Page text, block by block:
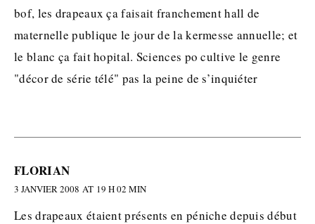
bof, les drapeaux ça faisait franchement hall de
maternelle publique le jour de la kermesse annuelle; et
le blanc ça fait hopital. Sciences po cultive le genre
"décor de série télé" pas la peine de s’inquiéter
FLORIAN
3 JANVIER 2008 AT 19 H 02 MIN
Les drapeaux étaient présents en péniche depuis début